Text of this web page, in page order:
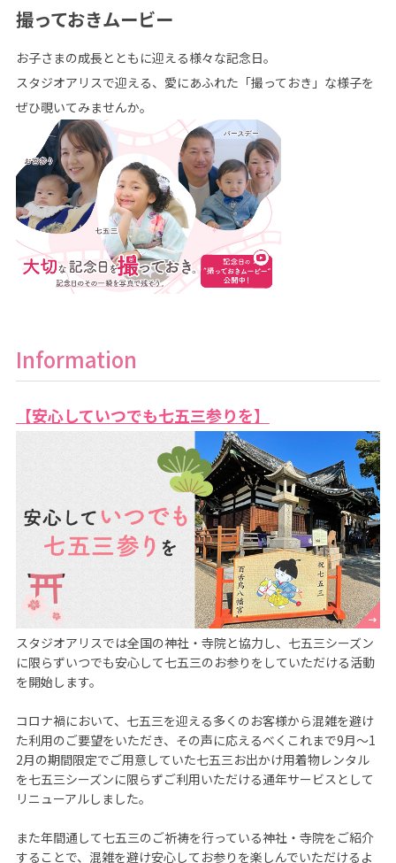
撮っておきムービー
お子さまの成長とともに迎える様々な記念日。
スタジオアリスで迎える、愛にあふれた「撮っておき」な様子を
ぜひ覗いてみませんか。
Information
【安心していつでも七五三参りを】
スタジオアリスでは全国の神社・寺院と協力し、七五三シーズン
に限らずいつでも安心して七五三のお参りをしていただける活動
を開始します。
コロナ禍において、七五三を迎える多くのお客様から混雑を避け
た利用のご要望をいただき、その声に応えるべくこれまで9月～1
2月の期間限定でご用意していた七五三お出かけ用着物レンタル
を七五三シーズンに限らずご利用いただける通年サービスとして
リニューアルしました。
また年間通して七五三のご祈祷を行っている神社・寺院をご紹介
することで、混雑を避け安心してお参りを楽しんでいただけるよ